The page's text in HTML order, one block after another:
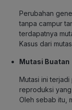
Perubahan
tanpa campur
terdapatnya
Kasus dari
Mutasi Buatan
Mutasi ini
reproduksi
Oleh sebab itu,